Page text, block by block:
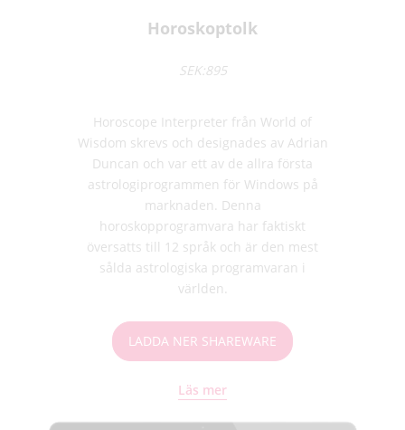
Horoskoptolk
SEK:895
Horoscope Interpreter från World of
Wisdom skrevs och designades av Adrian
Duncan och var ett av de allra första
astrologiprogrammen för Windows på
marknaden. Denna
horoskopprogramvara har faktiskt
översatts till 12 språk och är den mest
sålda astrologiska programvaran i
världen.
LADDA NER SHAREWARE
Läs mer